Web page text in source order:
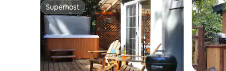
Superhost
Superhost